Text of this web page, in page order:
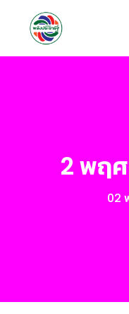
2 พฤ
02